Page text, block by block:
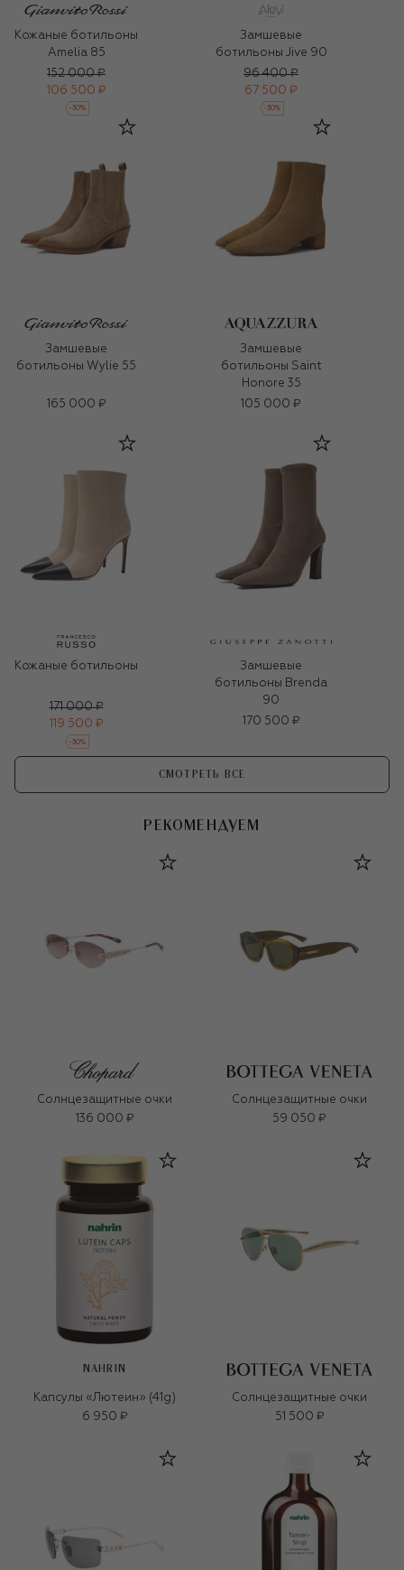
Кожаные ботильоны
Amelia 85
152 000 ₽
106 500 ₽
-30%
Замшевые
ботильоны Jive 90
96 400 ₽
67 500 ₽
-30%
Замшевые
ботильоны Wylie 55
165 000 ₽
Замшевые
ботильоны Saint
Honore 35
105 000 ₽
Кожаные ботильоны
171 000 ₽
119 500 ₽
-30%
Замшевые
ботильоны Brenda
90
170 500 ₽
СМОТРЕТЬ ВСЕ
РЕКОМЕНДУЕМ
Солнцезащитные очки
136 000 ₽
Солнцезащитные очки
59 050 ₽
NAHRIN
Капсулы «Лютеин» (41g)
6 950 ₽
Солнцезащитные очки
51 500 ₽